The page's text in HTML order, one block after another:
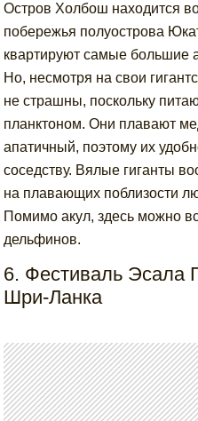
Остров Холбош находится
побережья полуострова
квартируют самые большие
Но, несмотря на свои
не страшны, поскольку
планктоном. Они плавают
апатичный, поэтому их
соседству. Вялые гиганты
на плавающих поблизости
Помимо акул, здесь можно
дельфинов.
6. Фестиваль Эсала
Шри-Ланка